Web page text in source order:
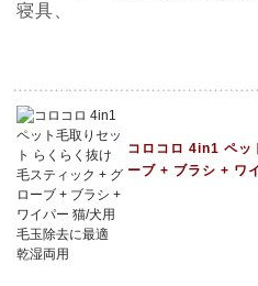
寝具、
コロコロ 4in1 ペッ
ーブ + ブラシ + ワ